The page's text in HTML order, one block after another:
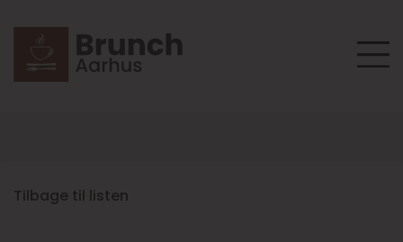
Tilbage til listen